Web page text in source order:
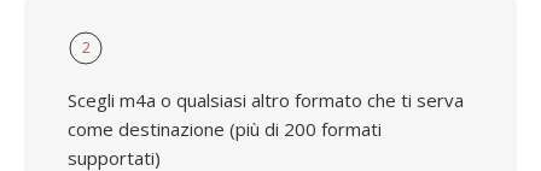
2
Scegli m4a o qualsiasi altro formato che ti serva
come destinazione (più di 200 formati
supportati)